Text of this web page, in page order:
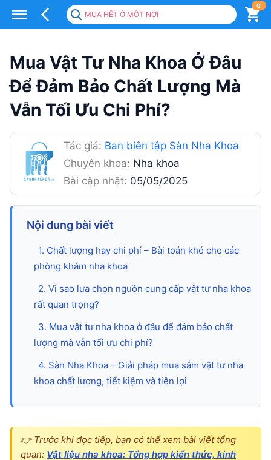
MUA HẾT Ở MỘT NƠI
0
Vật
Tư
Nha
Khoa
Ở
Đâu
Để
Đảm
Bảo
Chất
Lượng
Vẫn
Phí?
Mua Vật Tư Nha Khoa Ở Đâu
Để Đảm Bảo Chất Lượng Mà
Vẫn Tối Ưu Chi Phí?
Tác giả: Ban biên tập Sàn Nha Khoa
Chuyên khoa: Nha khoa
Bài cập nhật: 05/05/2025
Nội dung bài viết
1. Chất lượng hay chi phí – Bài toán khó cho các
phòng khám nha khoa
2. Vì sao lựa chọn nguồn cung cấp vật tư nha khoa
rất quan trọng?
3. Mua vật tư nha khoa ở đâu để đảm bảo chất
lượng mà vẫn tối ưu chi phí?
4. Sàn Nha Khoa – Giải pháp mua sắm vật tư nha
khoa chất lượng, tiết kiệm và tiện lợi
👉 Trước khi đọc tiếp, bạn có thể xem bài viết tổng
quan: Vật liệu nha khoa: Tổng hợp kiến thức, kinh